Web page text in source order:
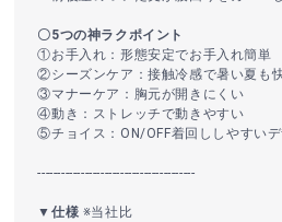
〇5つの神ラクポイント
①お手入れ：形態安定でお手入れ簡単
②シーズンケア：接触冷感で暑い夏も
③マナーケア：胸元が開きにくい
④動き：ストレッチで動きやすい
⑤チョイス：ON/OFF着回ししやすい
----------------------------------------
▼仕様 ※当社比